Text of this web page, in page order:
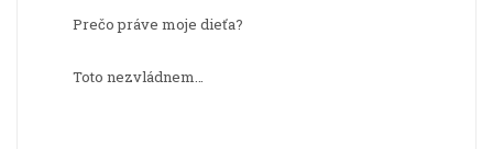
Prečo práve moje dieťa?
Toto nezvládnem…